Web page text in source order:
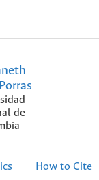
de
How to Cite